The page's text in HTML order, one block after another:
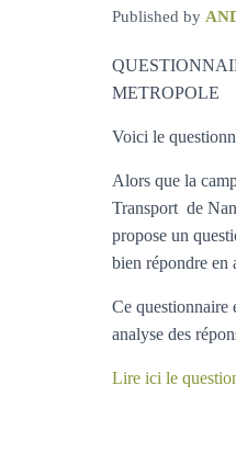
Published by
METROPOLE
Voici le
Alors que la
Transport de
propose un
bien répondre en
Ce questionnaire
analyse des
Lire ici le